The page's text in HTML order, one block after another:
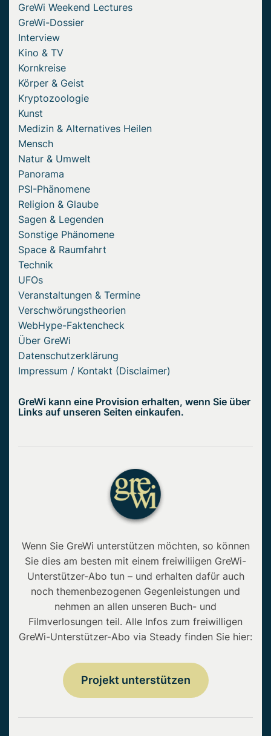
GreWi Weekend Lectures
GreWi-Dossier
Interview
Kino & TV
Kornkreise
Körper & Geist
Kryptozoologie
Kunst
Medizin & Alternatives Heilen
Mensch
Natur & Umwelt
Panorama
PSI-Phänomene
Religion & Glaube
Sagen & Legenden
Sonstige Phänomene
Space & Raumfahrt
Technik
UFOs
Veranstaltungen & Termine
Verschwörungstheorien
WebHype-Faktencheck
Über GreWi
Datenschutzerklärung
Impressum / Kontakt (Disclaimer)
GreWi kann eine Provision erhalten, wenn Sie über
Links auf unseren Seiten einkaufen.
Wenn Sie GreWi unterstützen möchten, so können
Sie dies am besten mit einem freiwiliigen GreWi-
Unterstützer-Abo tun – und erhalten dafür auch
noch themenbezogenen Gegenleistungen und
nehmen an allen unseren Buch- und
Filmverlosungen teil. Alle Infos zum freiwilligen
GreWi-Unterstützer-Abo via Steady finden Sie hier:
Projekt unterstützen